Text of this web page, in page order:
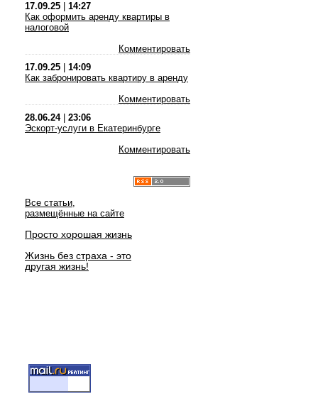
17.09.25
14:27
Как оформить аренду квартиры в
налоговой
Комментировать
17.09.25
14:09
Как забронировать квартиру в аренду
Комментировать
28.06.24| 23:06
Эскорт-услуги в Екатеринбурге
Комментировать
Все статьи,
размещённые на сайте
Просто хорошая жизнь
Жизнь без страха - это
другая жизнь!